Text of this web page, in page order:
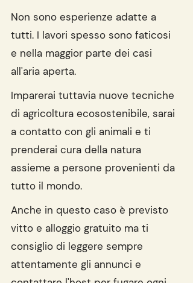
Non sono esperienze adatte a
tutti. I lavori spesso sono faticosi
e nella maggior parte dei casi
all'aria aperta.
Imparerai tuttavia nuove tecniche
di agricoltura ecosostenibile, sarai
a contatto con gli animali e ti
prenderai cura della natura
assieme a persone provenienti da
tutto il mondo.
Anche in questo caso è previsto
vitto e alloggio gratuito ma ti
consiglio di leggere sempre
attentamente gli annunci e